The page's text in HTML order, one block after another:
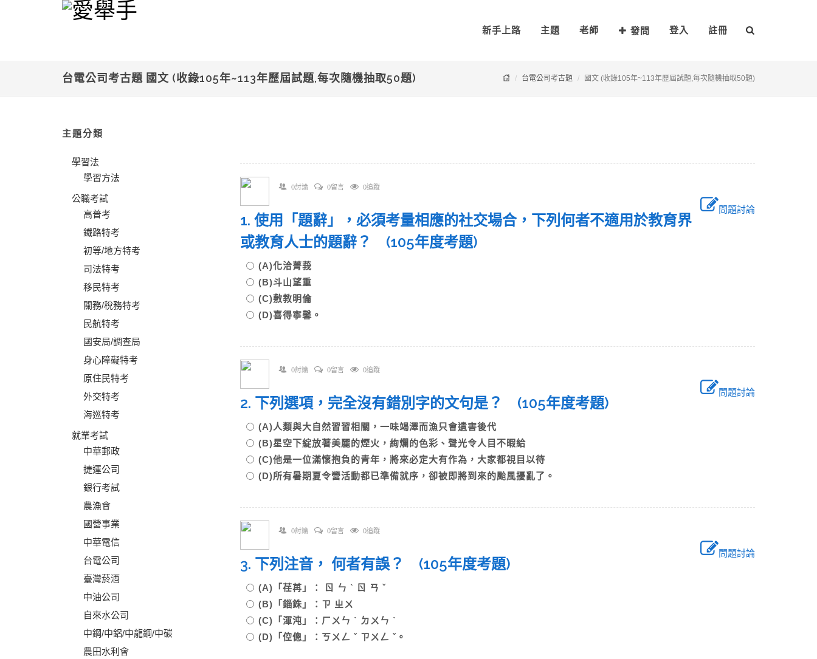
新手上路 主題 老師 發問 登入 註冊
台電公司考古題 國文 (收錄105年~113年歷屆試題,每次隨機抽取50題) 台電公司考古題 國文 (收錄105年~113年歷屆試題,每次隨機抽取50題)
主題分類
學習法
學習方法
公職考試
高普考
鐵路特考
初等/地方特考
司法特考
移民特考
關務/稅務特考
民航特考
國安局/調查局
身心障礙特考
原住民特考
外交特考
海巡特考
就業考試
中華郵政
捷運公司
銀行考試
農漁會
國營事業
中華電信
台電公司
臺灣菸酒
中油公司
自來水公司
中鋼/中鋁/中龍鋼/中碳
農田水利會
0討論 0留言 0追蹤
問題討論
1. 使用「題辭」，必須考量相應的社交場合，下列何者不適用於教育界
或教育人士的題辭？ (105年度考題)
(A)化洽菁莪
(B)斗山望重
(C)敷教明倫
(D)喜得寧馨。
0討論 0留言 0追蹤
問題討論
2. 下列選項，完全沒有錯別字的文句是？ (105年度考題)
(A)人類與大自然習習相關，一味竭澤而漁只會遺害後代
(B)星空下綻放著美麗的煙火，絢爛的色彩、聲光令人目不暇給
(C)他是一位滿懷抱負的青年，將來必定大有作為，大家都視目以待
(D)所有暑期夏令營活動都已準備就序，卻被即將到來的颱風擾亂了。
0討論 0留言 0追蹤
問題討論
3. 下列注音， 何者有誤？ (105年度考題)
(A)「荏苒」： ㄖ ㄣ ˋ ㄖ ㄢ ˇ
(B)「錙銖」：ㄗ ㄓㄨ
(C)「渾沌」：ㄏㄨㄣ ˋ ㄉㄨㄣ ˋ
(D)「倥傯」：ㄎㄨㄥ ˇ ㄗㄨㄥ ˇ。